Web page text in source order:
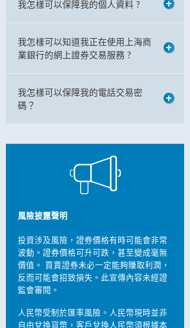
我怎樣可以保障我的個人資料 ?
我怎樣可以知道我正在使用上海商
業銀行的網上證券交易服務 ?
我怎樣可以保障我的電話交易密
碼？
風險披露聲明
投資涉及風險，證券價格有時可能會非常
波動。證券價格可升可跌，甚至變成毫無
價值。 買賣證券未必一定能夠賺取利潤，
反而可能會招致損失。此宣傳內容未經證
監會審閱。
人民幣受制於匯率風險。人民幣現時並非
自由兌換貨幣，客戶兌換人民幣須根據本